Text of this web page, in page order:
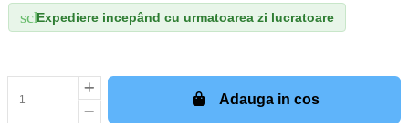
Adauga in cos
schedule
Expediere incepând cu urmatoarea zi lucratoare